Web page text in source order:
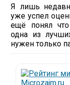
Я лишь
уже успел
ещё понял
одна из
нужен только